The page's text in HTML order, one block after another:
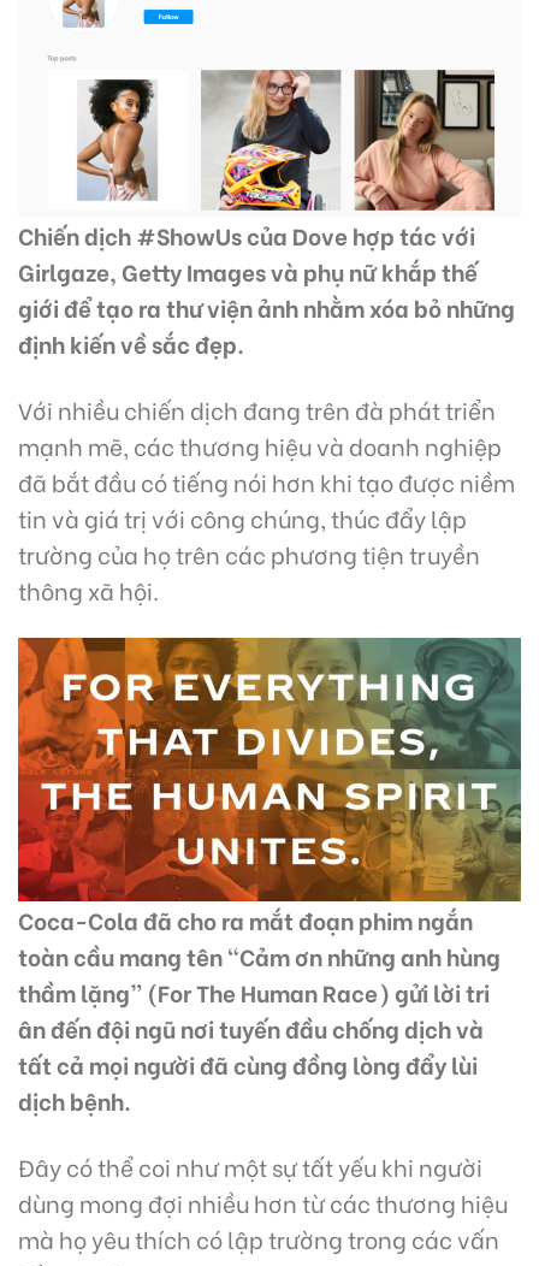
Chiến dịch #ShowUs của Dove hợp tác với
Girlgaze, Getty Images và phụ nữ khắp thế
giới để tạo ra thư viện ảnh nhằm xóa bỏ những
định kiến về sắc đẹp.
Với nhiều chiến dịch đang trên đà phát triển
mạnh mẽ, các thương hiệu và doanh nghiệp
đã bắt đầu có tiếng nói hơn khi tạo được niềm
tin và giá trị với công chúng, thúc đẩy lập
trường của họ trên các phương tiện truyền
thông xã hội.
Coca-Cola đã cho ra mắt đoạn phim ngắn
toàn cầu mang tên “Cảm ơn những anh hùng
thầm lặng” (For The Human Race) gửi lời tri
ân đến đội ngũ nơi tuyến đầu chống dịch và
tất cả mọi người đã cùng đồng lòng đẩy lùi
dịch bệnh.
Đây có thể coi như một sự tất yếu khi người
dùng mong đợi nhiều hơn từ các thương hiệu
mà họ yêu thích có lập trường trong các vấn